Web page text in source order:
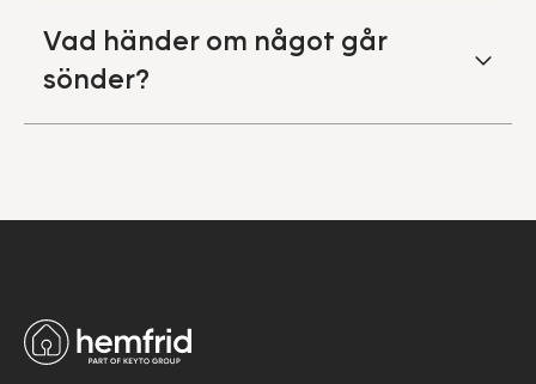
Vad händer om något går
sönder?